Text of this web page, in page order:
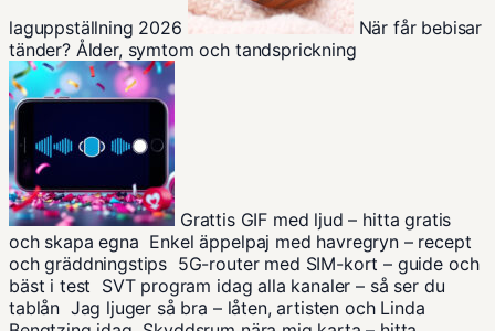
laguppställning 2026
När får bebisar
tänder? Ålder, symtom och tandsprickning
Grattis GIF med ljud – hitta gratis
och skapa egna Enkel äppelpaj med havregryn – recept
och gräddningstips 5G-router med SIM-kort – guide och
bäst i test SVT program idag alla kanaler – så ser du
tablån Jag ljuger så bra – låten, artisten och Linda